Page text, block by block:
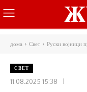
дома Свет Руски војници
СВЕТ
11.08.2025 15:38